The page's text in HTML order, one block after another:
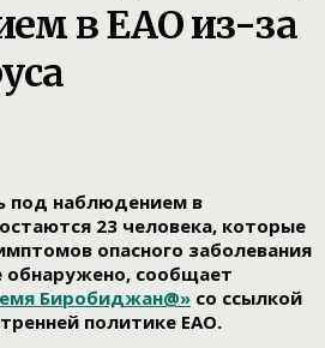
в ЕАО из-за
под наблюдением в
23 человека, которые
опасного заболевания
обнаружено, сообщает
Биробиджан@» со ссылкой
политике ЕАО.